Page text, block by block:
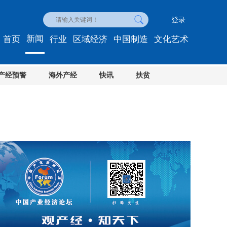
登录
首页 新闻
经预警 海外产经 快讯 扶贫
行业 区域经济 中国制造 文化艺术